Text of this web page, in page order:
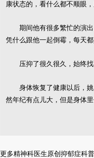
康状态的，看什么都不顺眼
期间他有很多繁忙的演
凭什么跟他一起倒霉，每天
压抑了很久很久，始终
身体恢复了健康以后，
然年纪有点儿大，但是身体
更多精神科医生原创抑郁症科